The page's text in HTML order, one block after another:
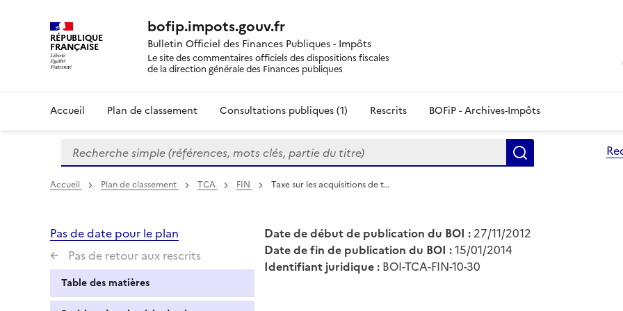
RÉPUBLIQUE
FRANÇAISE
bofip.impots.gouv.fr
Bulletin Officiel des Finances Publiques - Impôts
Le site des commentaires officiels des dispositions fiscales
de la direction générale des Finances publiques
Accueil Plan de classement Consultations publiques (1) Rescrits BOFiP - Archives-Impôts
Formulaire
de
recherche
Recherche simple (références, mots clés, partie du titre)
Accueil Plan de classement TCA FIN Taxe sur les acquisitions de t…
Pas de date pour le plan
Pas de retour aux rescrits
Table des matières
Date de début de publication du BOI : 27/11/2012
Date de fin de publication du BOI :15/01/2014
Identifiant juridique : BOI-TCA-FIN-10-30